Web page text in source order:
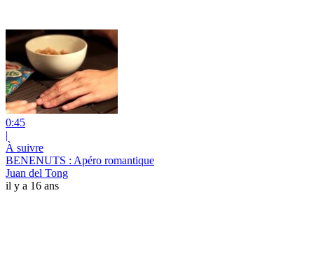
0:45
|
À suivre
BENENUTS : Apéro romantique
Juan del Tong
il y a 16 ans